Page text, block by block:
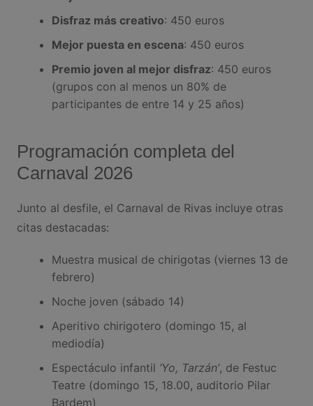
Disfraz más creativo: 450 euros
Mejor puesta en escena: 450 euros
Premio joven al mejor disfraz: 450 euros
(grupos con al menos un 80% de
participantes de entre 14 y 25 años)
Programación completa del
Carnaval 2026
Junto al desfile, el Carnaval de Rivas incluye otras
citas destacadas:
Muestra musical de chirigotas (viernes 13 de
febrero)
Noche joven (sábado 14)
Aperitivo chirigotero (domingo 15, al
mediodía)
Espectáculo infantil ‘Yo, Tarzán’, de Festuc
Teatre (domingo 15, 18.00, auditorio Pilar
Bardem)